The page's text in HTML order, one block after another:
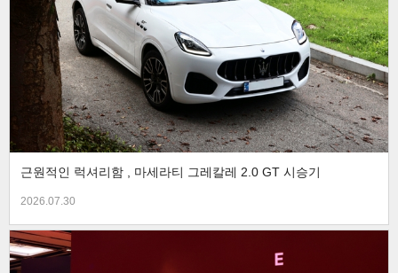
근원적인 럭셔리함 , 마세라티 그레칼레 2.0 GT 시승기
2026.07.30